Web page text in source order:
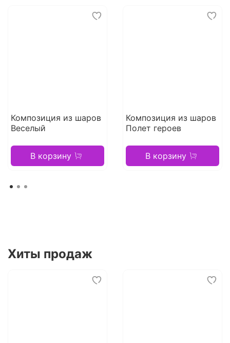
Композиция из шаров
Веселый
В корзину
Композиция из шаров
Полет героев
В корзину
Хиты продаж